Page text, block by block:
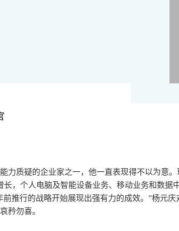
力质疑的企业家之一，他一直表现得不以为意。
，个人电脑及智能设备业务、移动业务和数据
推行的战略开始展现出强有力的成效。”杨元庆
矜勿喜。